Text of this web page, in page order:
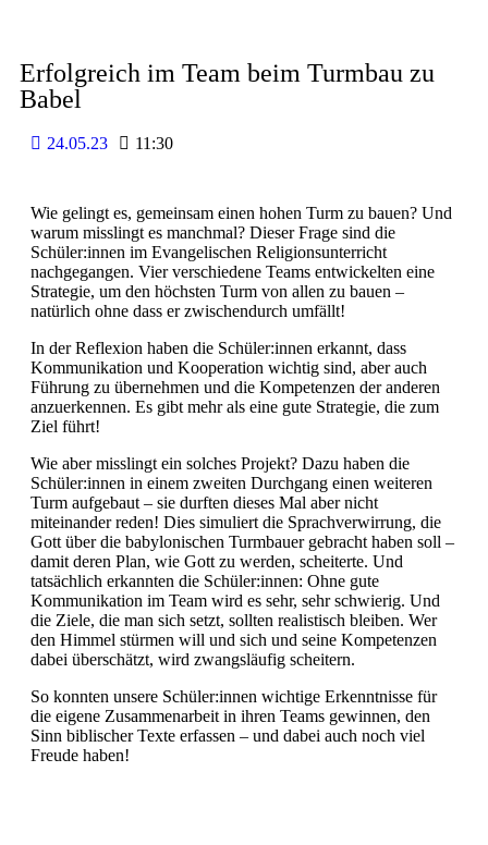
Erfolgreich im Team beim Turmbau zu
Babel
24.05.23 11:30
Wie gelingt es, gemeinsam einen hohen Turm zu bauen? Und
warum misslingt es manchmal? Dieser Frage sind die
Schüler:innen im Evangelischen Religionsunterricht
nachgegangen. Vier verschiedene Teams entwickelten eine
Strategie, um den höchsten Turm von allen zu bauen –
natürlich ohne dass er zwischendurch umfällt!
In der Reflexion haben die Schüler:innen erkannt, dass
Kommunikation und Kooperation wichtig sind, aber auch
Führung zu übernehmen und die Kompetenzen der anderen
anzuerkennen. Es gibt mehr als eine gute Strategie, die zum
Ziel führt!
Wie aber misslingt ein solches Projekt? Dazu haben die
Schüler:innen in einem zweiten Durchgang einen weiteren
Turm aufgebaut – sie durften dieses Mal aber nicht
miteinander reden! Dies simuliert die Sprachverwirrung, die
Gott über die babylonischen Turmbauer gebracht haben soll –
damit deren Plan, wie Gott zu werden, scheiterte. Und
tatsächlich erkannten die Schüler:innen: Ohne gute
Kommunikation im Team wird es sehr, sehr schwierig. Und
die Ziele, die man sich setzt, sollten realistisch bleiben. Wer
den Himmel stürmen will und sich und seine Kompetenzen
dabei überschätzt, wird zwangsläufig scheitern.
So konnten unsere Schüler:innen wichtige Erkenntnisse für
die eigene Zusammenarbeit in ihren Teams gewinnen, den
Sinn biblischer Texte erfassen – und dabei auch noch viel
Freude haben!